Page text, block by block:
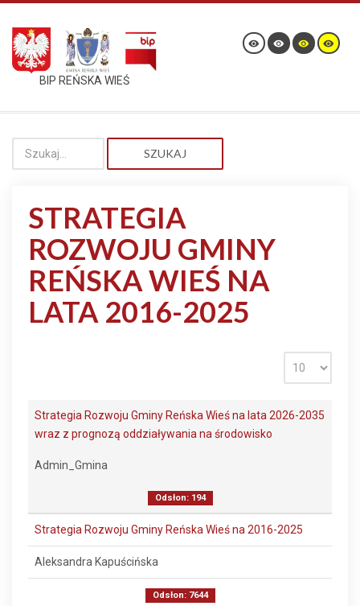
BIP REŃSKA WIEŚ
SZUKAJ
STRATEGIA
ROZWOJU GMINY
REŃSKA WIEŚ NA
LATA 2016-2025
Strategia Rozwoju Gminy Reńska Wieś na lata 2026-2035
wraz z prognozą oddziaływania na środowisko
Admin_Gmina
Odsłon: 194
Strategia Rozwoju Gminy Reńska Wieś na 2016-2025
Aleksandra Kapuścińska
Odsłon: 7644